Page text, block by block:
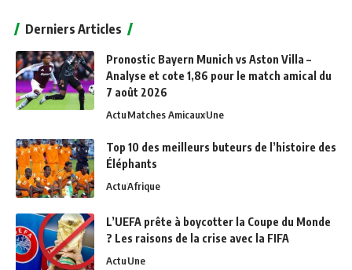
Derniers Articles
Pronostic Bayern Munich vs Aston Villa –
Analyse et cote 1,86 pour le match amical du
7 août 2026
ActuMatches AmicauxUne
Top 10 des meilleurs buteurs de l’histoire des
Éléphants
ActuAfrique
L’UEFA prête à boycotter la Coupe du Monde
? Les raisons de la crise avec la FIFA
ActuUne